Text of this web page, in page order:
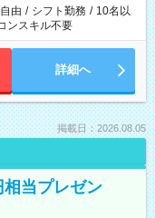
由 / シフト勤務 / 10名以
ンスキル不要
詳細へ
掲載日：2026.08.05
当プレゼン